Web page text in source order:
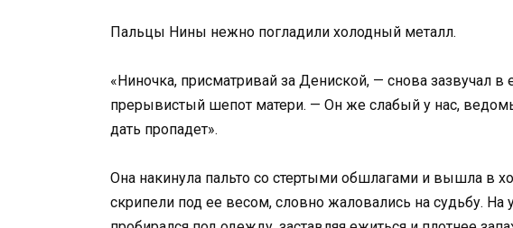
Пальцы Нины нежно погладили холодный металл.
«Ниночка, присматривай за Дениской, — снова зазвучал
прерывистый шепот матери. — Он же слабый у нас,
дать пропадет».
Она накинула пальто со стертыми обшлагами и вышла в
скрипели под ее весом, словно жаловались на судьбу.